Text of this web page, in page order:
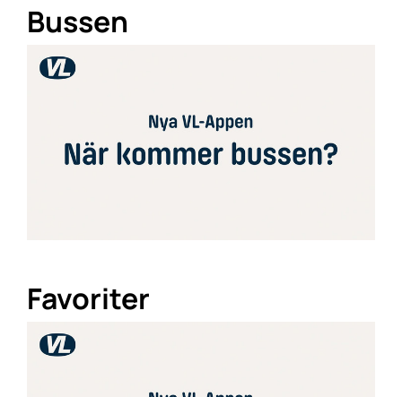
Bussen
Favoriter